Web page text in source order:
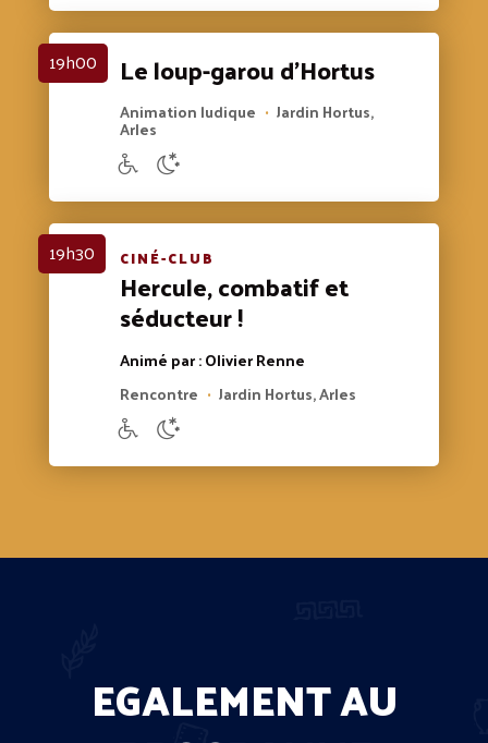
19h00 Le loup-garou d’Hortus
Animation ludique • Jardin Hortus,
Arles
19h30 CINÉ-CLUB
Hercule, combatif et
séducteur !
Animé par : Olivier Renne
Rencontre • Jardin Hortus, Arles
EGALEMENT AU